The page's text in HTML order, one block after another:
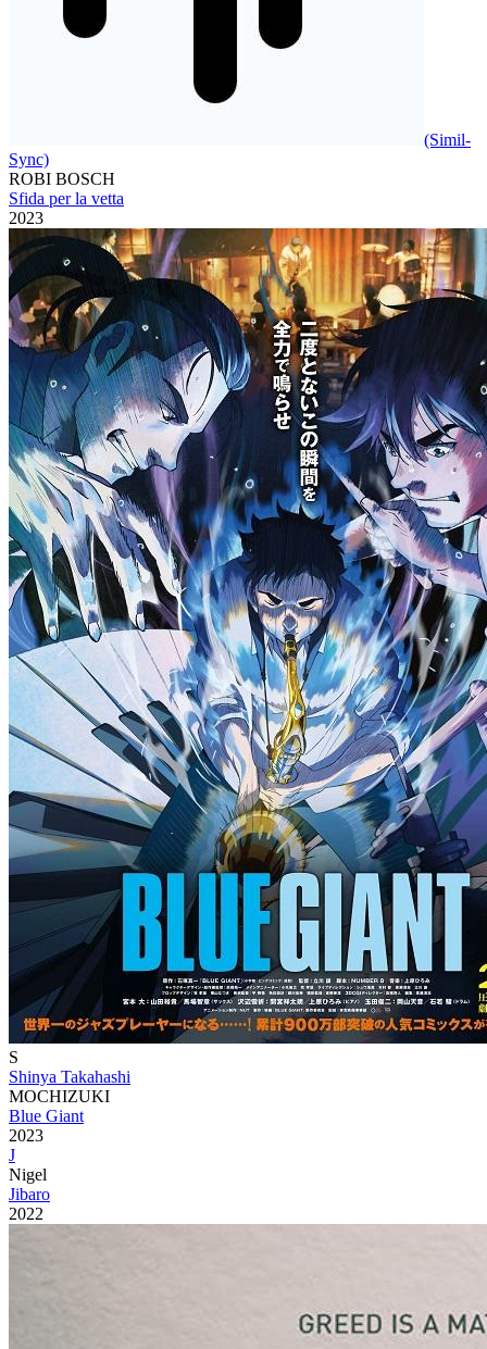
(Simil-
Sync)
ROBI BOSCH
Sfida per la vetta
2023
S
Shinya Takahashi
MOCHIZUKI
Blue Giant
2023
J
Nigel
Jibaro
2022